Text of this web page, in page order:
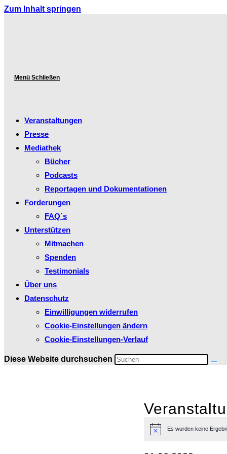
Zum Inhalt springen
Menü Schließen
Veranstaltungen
Presse
Mediathek
Bücher
Podcasts
Reportagen und Dokumentationen
Forderungen
FAQ´s
Unterstützen
Mitmachen
Spenden
Testimonials
Über uns
Datenschutz
Einwilligungen widerrufen
Cookie-Einstellungen ändern
Cookie-Einstellungen-Verlauf
Diese Website durchsuchen
HinweisEs wurden keine